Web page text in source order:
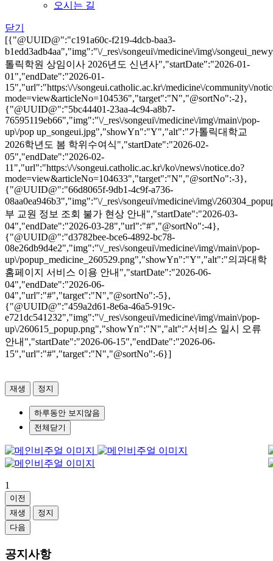
오시는 길
닫기
[{"@UUID@":"c191a60c-f219-4dcb-baa3-
b1edd3adb4aa","img":"\/_res\/songeui\/medicine\/img\/
톨릭학원 상임이사 2026년도 신년사","startDate":"2026-01-
01","endDate":"2026-01-
15","url":"https:\/\/songeui.catholic.ac.kr\/medicine\/community\/
mode=view&articleNo=104536","target":"N","@sortNo":-2},
{"@UUID@":"5bc44401-23aa-4c94-a8b7-
76595119eb66","img":"\/_res\/songeui\/medicine\/img\/main\/pop-
up\/pop up_songeui.jpg","showYn":"Y","alt":"가톨릭대학교
2026학년도 봄 학위수여식","startDate":"2026-02-
05","endDate":"2026-02-
11","url":"https:\/\/songeui.catholic.ac.kr\/ko\/news\/notice.do?
mode=view&articleNo=104633","target":"N","@sortNo":-3},
{"@UUID@":"66d8065f-9db1-4c9f-a736-
08aa0ea946b3","img":"\/_res\/songeui\/medicine\/img\/
부 교원 정보 조회 불가 현상 안내","startDate":"2026-03-
04","endDate":"2026-03-28","url":"#","@sortNo":-4},
{"@UUID@":"d3782bee-bce6-4892-bc78-
08e26db9d4e2","img":"\/_res\/songeui\/medicine\/img\/main\/pop-
up\/popup_medicine_260529.png","showYn":"Y","alt":"의과대학
홈페이지 서비스 이용 안내","startDate":"2026-06-
04","endDate":"2026-06-
04","url":"#","target":"N","@sortNo":-5},
{"@UUID@":"459a2d61-8e6a-46a5-919c-
e721dc541232","img":"\/_res\/songeui\/medicine\/img\/main\/pop-
up\/260615_popup.png","showYn":"N","alt":"서비스 일시 오류
안내","startDate":"2026-06-15","endDate":"2026-06-
15","url":"#","target":"N","@sortNo":-6}]
재생 정지
하루동안 보지않음
전체닫기
1
이전
재생
정지
다음
공지사항